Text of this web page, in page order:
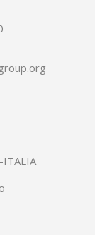
ITALIA